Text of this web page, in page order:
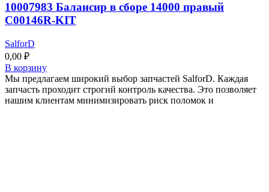
10007983 Балансир в сборе 14000 правый
C00146R-KIT
SalforD
0,00 ₽
В корзину
Мы предлагаем широкий выбор запчастей SalforD. Каждая
запчасть проходит строгий контроль качества. Это позволяет
нашим клиентам минимизировать риск поломок и